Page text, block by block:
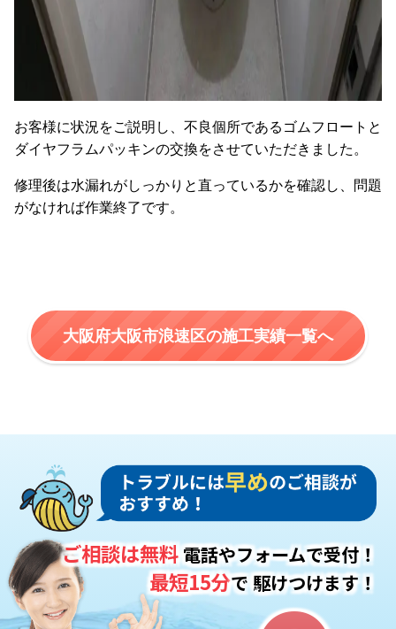
お客様に状況をご説明し、不良個所であるゴムフロートと
ダイヤフラムパッキンの交換をさせていただきました。
修理後は水漏れがしっかりと直っているかを確認し、問題
がなければ作業終了です。
大阪府大阪市浪速区の施工実績一覧へ
ご相談は無料電話やフォームで受付！
最短15分で駆けつけます！